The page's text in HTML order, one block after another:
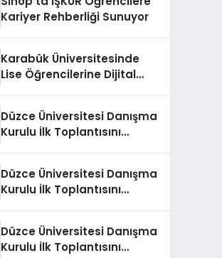
Kariyer Rehberliği Sunuyor
Karabük Üniversitesinde
Lise Öğrencilerine Dijital
Düzce Üniversitesi Danışma
Kurulu İlk Toplantısını
Düzce Üniversitesi Danışma
Kurulu İlk Toplantısını
Düzce Üniversitesi Danışma
Kurulu İlk Toplantısını